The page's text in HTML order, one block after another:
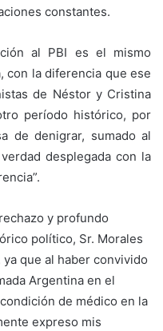
constantes.
al PBI es el mismo
con la diferencia que ese
de Néstor y Cristina
período histórico, por
de denigrar, sumado al
desplegada con la
y profundo
político, Sr. Morales
que al haber convivido
Argentina en el
de médico en la
expreso mis